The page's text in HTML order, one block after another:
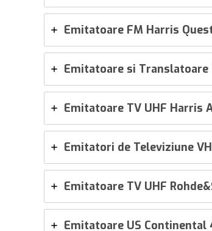
Emitatoare FM Harris
Emitatoare si Translatoare
Emitatoare TV UHF Harris
Emitatori de Televiziune
Emitatoare TV UHF
Emitatoare US Continental